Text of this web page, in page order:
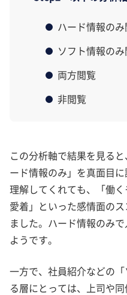
ハード情報の
ソフト情報の
両方閲覧
非閲覧
この分析軸で結果を見る
ード情報のみ」を真面目
理解してくれても、「働
愛着」といった感情面の
ました。ハード情報のみ
ようです。
一方で、社員紹介などの
る層にとっては、上司や